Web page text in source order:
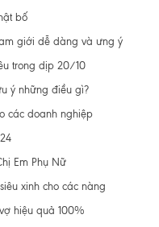
bố
giới dễ dàng và ưng ý
trong dịp 20/10
ý những điều gì?
các doanh nghiệp
Em Phụ Nữ
xinh cho các nàng
hiệu quả 100%